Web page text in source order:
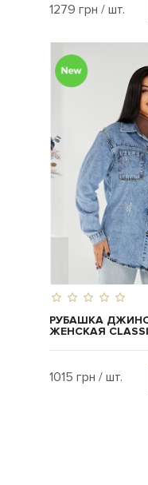
1279 грн / шт.
РУБАШКА
ЖЕНСКАЯ
1015 грн / шт.